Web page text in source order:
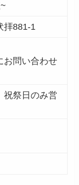
拝881-1
お問い合わせ
祝祭日のみ営